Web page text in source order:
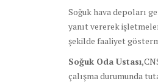
Soğuk hava depoları
yanıt vererek
şekilde faaliyet
Soğuk Oda Ustası
çalışma durumunda